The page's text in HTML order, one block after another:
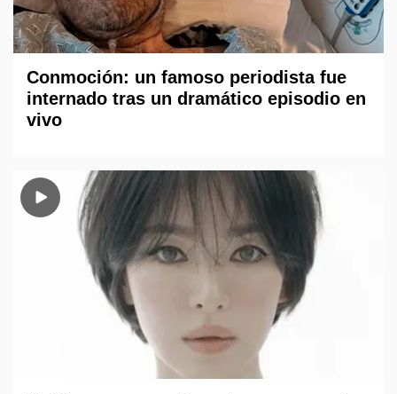
Conmoción: un famoso periodista fue
internado tras un dramático episodio en
vivo